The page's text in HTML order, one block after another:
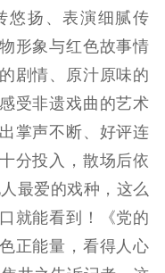
新闻发布
品牌栏目
文化传承
文化产业
紫艺舞台
悠扬、表演细腻传
形象与红色故事情
剧情、原汁原味的
受非遗戏曲的艺术
掌声不断、好评连
分投入，散场后依
最爱的戏种，这么
就能看到！《党的
正能量，看得人心